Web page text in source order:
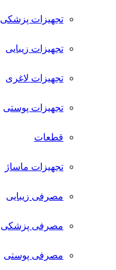
تجهیزات پزشکی
تجهیزات زیبایی
تجهیزات لاغری
تجهیزات پوستی
قطعات
تجهیزات ماساژ
مصرفی زیبایی
مصرفی پزشکی
مصرفی پوستی